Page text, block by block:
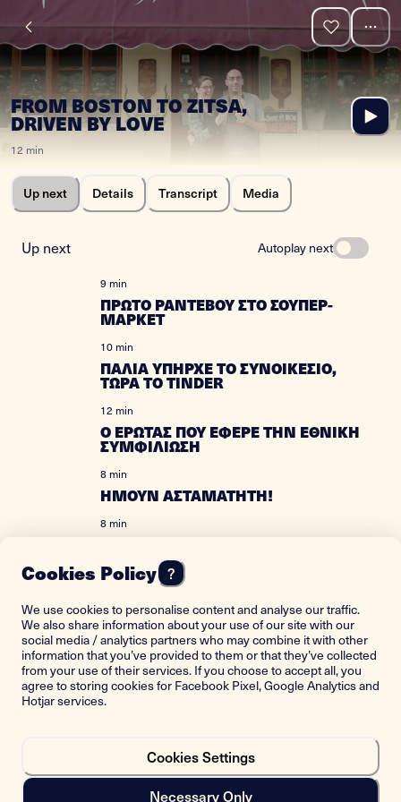
FROM BOSTON TO ZITSA,
DRIVEN BY LOVE
12 min
Up next Details Transcript Media
Up next Autoplay next
9 min
ΠΡΩΤΟ ΡΑΝΤΕΒΟΥ ΣΤΟ ΣΟΥΠΕΡ-
ΜΑΡΚΕΤ
10 min
ΠΑΛΙΑ ΥΠΗΡΧΕ ΤΟ ΣΥΝΟΙΚΕΣΙΟ,
ΤΩΡΑ ΤΟ TINDER
12 min
Ο ΕΡΩΤΑΣ ΠΟΥ ΕΦΕΡΕ ΤΗΝ ΕΘΝΙΚΗ
ΣΥΜΦΙΛΙΩΣΗ
8 min
ΗΜΟΥΝ ΑΣΤΑΜΑΤΗΤΗ!
8 min
9 min
ΟΤΑΝ ΑΦΗΣΑ ΤΗΝ ΕΚΚΛΗΣΙΑ,
ΑΠΟΔΕΧΤΗΚΑ ΠΟΙΟΣ ΕΙΜΑΙ
12 min
ΜΑΣ ΧΤΥΠΗΣΑΝ ΓΙΑΤΙ
ΦΙΛΙΟΜΑΣΤΑΝ ΜΕ ΤΗΝ ΚΟΠΕΛΑ
ΜΟΥ
ΣΤΗ ΓΕΝΝΑ
8 min
Cookies Policy ?
We use cookies to personalise content and analyse our traffic.
We also share information about your use of our site with our
social media / analytics partners who may combine it with other
information that you’ve provided to them or that they’ve collected
from your use of their services. If you choose to accept all, you
agree to storing cookies for Facebook Pixel, Google Analytics and
Hotjar services.
Cookies Settings
Necessary Only